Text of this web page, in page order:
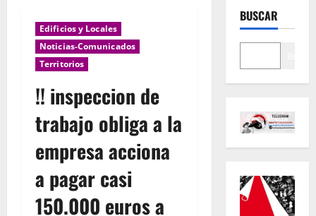
Edificios y Locales
Noticias-Comunicados
Territorios
!! inspeccion de
trabajo obliga a la
empresa acciona
a pagar casi
150.000 euros a
BUSCAR